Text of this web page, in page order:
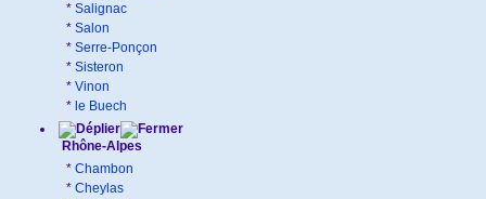
* Salignac
* Salon
* Serre-Ponçon
* Sisteron
* Vinon
* le Buech
Rhône-Alpes
* Chambon
* Cheylas